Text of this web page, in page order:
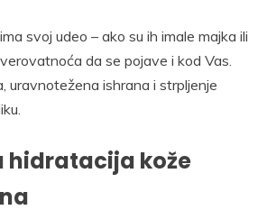
svoj udeo – ako su ih imale majka ili
da se pojave i kod Vas.
uravnotežena ishrana i strpljenje
hidratacija kože